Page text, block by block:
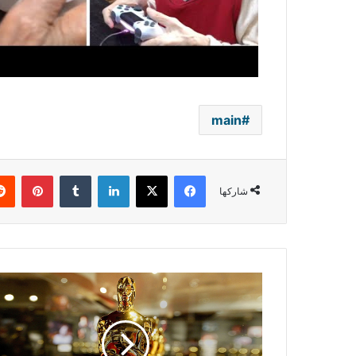
main
شاركها
فيسبوك ‫X لينكدإن
العام
2021
من
الأوسكار